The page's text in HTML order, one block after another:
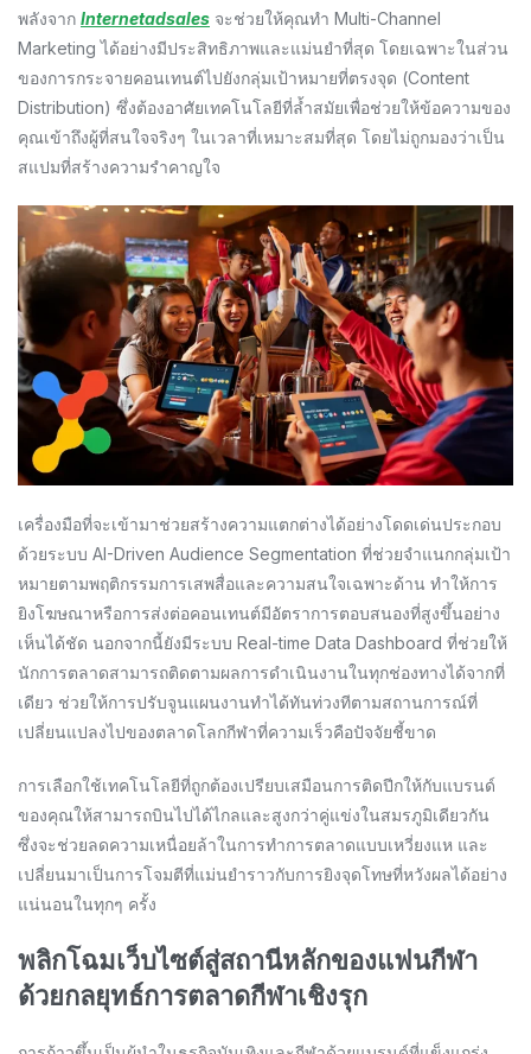
พลังจาก Internetadsales จะช่วยให้คุณทำ Multi-Channel
Marketing ได้อย่างมีประสิทธิภาพและแม่นยำที่สุด โดยเฉพาะในส่วน
ของการกระจายคอนเทนต์ไปยังกลุ่มเป้าหมายที่ตรงจุด (Content
Distribution) ซึ่งต้องอาศัยเทคโนโลยีที่ล้ำสมัยเพื่อช่วยให้ข้อความของ
คุณเข้าถึงผู้ที่สนใจจริงๆ ในเวลาที่เหมาะสมที่สุด โดยไม่ถูกมองว่าเป็น
สแปมที่สร้างความรำคาญใจ
เครื่องมือที่จะเข้ามาช่วยสร้างความแตกต่างได้อย่างโดดเด่นประกอบ
ด้วยระบบ AI-Driven Audience Segmentation ที่ช่วยจำแนกกลุ่มเป้า
หมายตามพฤติกรรมการเสพสื่อและความสนใจเฉพาะด้าน ทำให้การ
ยิงโฆษณาหรือการส่งต่อคอนเทนต์มีอัตราการตอบสนองที่สูงขึ้นอย่าง
เห็นได้ชัด นอกจากนี้ยังมีระบบ Real-time Data Dashboard ที่ช่วยให้
นักการตลาดสามารถติดตามผลการดำเนินงานในทุกช่องทางได้จากที่
เดียว ช่วยให้การปรับจูนแผนงานทำได้ทันท่วงทีตามสถานการณ์ที่
เปลี่ยนแปลงไปของตลาดโลกกีฬาที่ความเร็วคือปัจจัยชี้ขาด
การเลือกใช้เทคโนโลยีที่ถูกต้องเปรียบเสมือนการติดปีกให้กับแบรนด์
ของคุณให้สามารถบินไปได้ไกลและสูงกว่าคู่แข่งในสมรภูมิเดียวกัน
ซึ่งจะช่วยลดความเหนื่อยล้าในการทำการตลาดแบบเหวี่ยงแห และ
เปลี่ยนมาเป็นการโจมตีที่แม่นยำราวกับการยิงจุดโทษที่หวังผลได้อย่าง
แน่นอนในทุกๆ ครั้ง
พลิกโฉมเว็บไซต์สู่สถานีหลักของแฟนกีฬา
ด้วยกลยุทธ์การตลาดกีฬาเชิงรุก